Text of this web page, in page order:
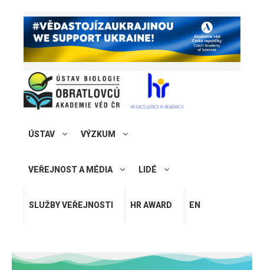
ÚSTAV VÝZKUM
VEŘEJNOST A MÉDIA LIDÉ
SLUŽBY VEŘEJNOSTI HR AWARD EN